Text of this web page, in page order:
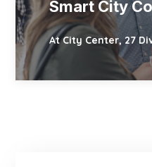
Smart City
At City Center, 27